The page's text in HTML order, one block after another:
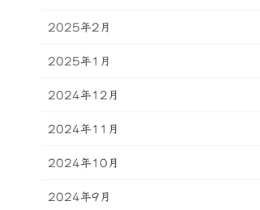
2025年2月
2025年1月
2024年12月
2024年11月
2024年10月
2024年9月